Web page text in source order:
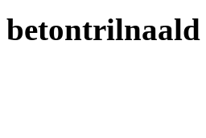
betontrilnaald